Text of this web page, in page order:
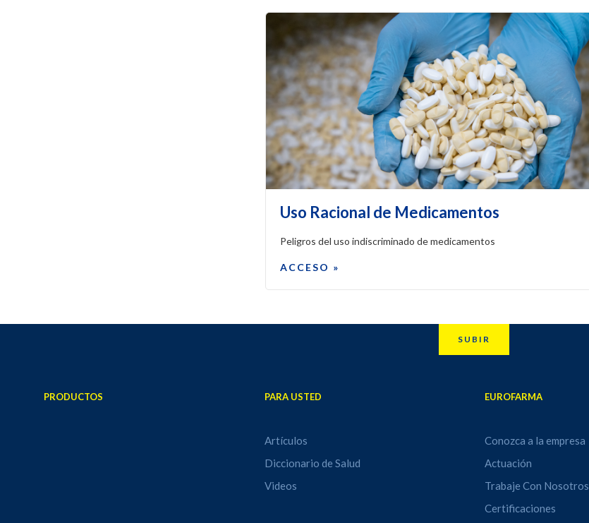
Uso Racional de Medicamentos
Peligros del uso indiscriminado de medicamentos
ACCESO »
SUBIR
PRODUCTOS PARA USTED
Artículos
Diccionario de Salud
Videos
EUROFARMA
Conozca a la empresa
Actuación
Trabaje Con Nosotros
Certificaciones